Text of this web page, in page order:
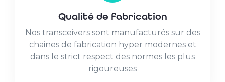
Qualité de fabrication
Nos transceivers sont manufacturés sur des
chaines de fabrication hyper modernes et
dans le strict respect des normes les plus
rigoureuses